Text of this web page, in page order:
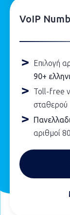
VoIP
Eπιλογή
90+
Toll-free
σταθερού
αριθμοί